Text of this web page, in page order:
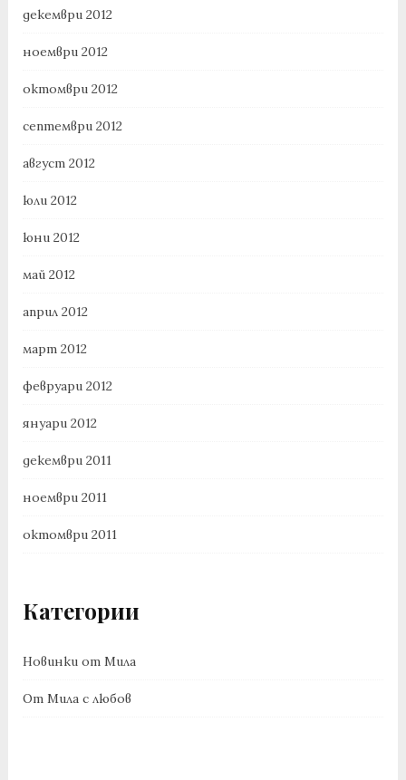
декември 2012
ноември 2012
октомври 2012
септември 2012
август 2012
юли 2012
юни 2012
май 2012
април 2012
март 2012
февруари 2012
януари 2012
декември 2011
ноември 2011
октомври 2011
Категории
Новинки от Мила
От Мила с любов